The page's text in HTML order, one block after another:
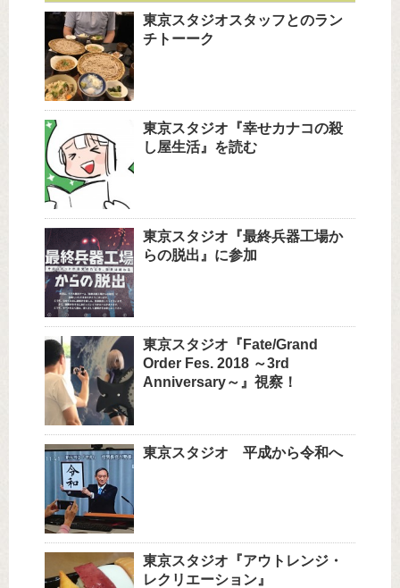
東京スタジオスタッフとのラン
チトーーク
東京スタジオ『幸せカナコの殺
し屋生活』を読む
東京スタジオ『最終兵器工場か
らの脱出』に参加
東京スタジオ『Fate/Grand
Order Fes. 2018 ～3rd
Anniversary～』視察！
東京スタジオ 平成から令和へ
東京スタジオ『アウトレンジ・
レクリエーション』